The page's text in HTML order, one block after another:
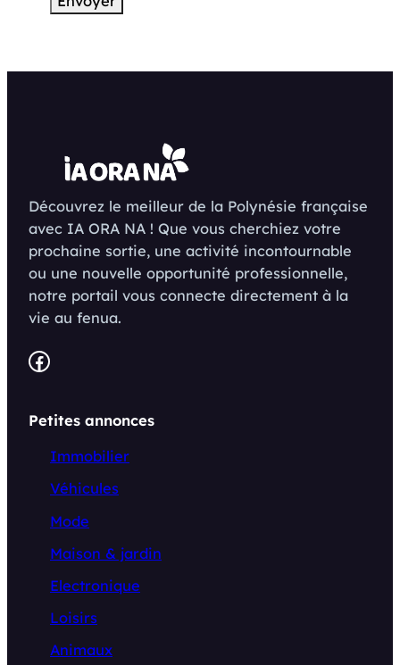
Découvrez le meilleur de la Polynésie française
avec IA ORA NA ! Que vous cherchiez votre
prochaine sortie, une activité incontournable
ou une nouvelle opportunité professionnelle,
notre portail vous connecte directement à la
vie au fenua.
Facebook
Petites annonces
Immobilier
Véhicules
Mode
Maison & jardin
Electronique
Loisirs
Animaux